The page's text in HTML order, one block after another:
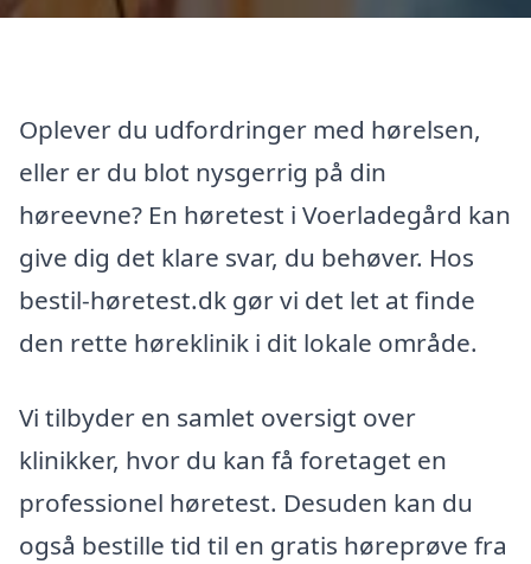
Oplever du udfordringer med hørelsen,
eller er du blot nysgerrig på din
høreevne? En høretest i Voerladegård kan
give dig det klare svar, du behøver. Hos
bestil-høretest.dk gør vi det let at finde
den rette høreklinik i dit lokale område.
Vi tilbyder en samlet oversigt over
klinikker, hvor du kan få foretaget en
professionel høretest. Desuden kan du
også bestille tid til en gratis høreprøve fra